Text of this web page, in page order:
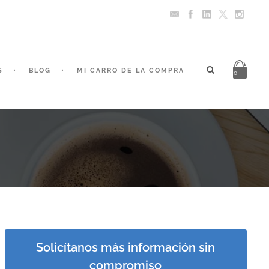
BLOG MI CARRO DE LA COMPRA 0
Solicítanos más información sin
compromiso